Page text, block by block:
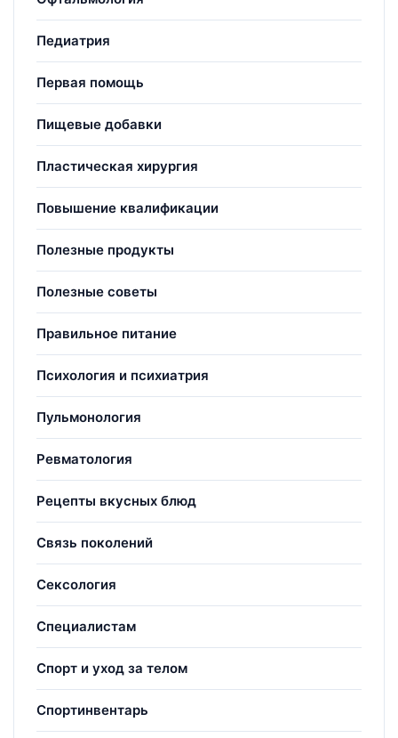
Педиатрия
Первая помощь
Пищевые добавки
Пластическая хирургия
Повышение квалификации
Полезные продукты
Полезные советы
Правильное питание
Психология и психиатрия
Пульмонология
Ревматология
Рецепты вкусных блюд
Связь поколений
Сексология
Специалистам
Спорт и уход за телом
Спортинвентарь